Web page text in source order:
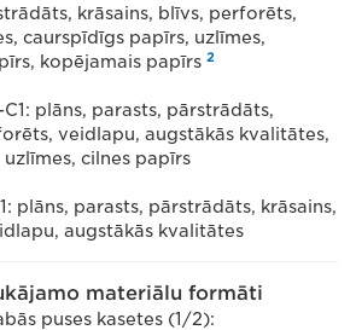
krāsains, blīvs, perforēts,
caurspīdīgs papīrs, uzlīmes,
kopējamais papīrs 2
C1: plāns, parasts, pārstrādāts,
veidlapu, augstākās kvalitātes,
cilnes papīrs
plāns, parasts, pārstrādāts, krāsains,
augstākās kvalitātes
materiālu formāti
puses kasetes (1/2):